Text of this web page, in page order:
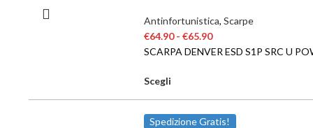
Antinfortunistica, Scarpe
€64.90 - €65.90
SCARPA DENVER ESD S1P SRC U
Scegli
Spedizione Gratis!